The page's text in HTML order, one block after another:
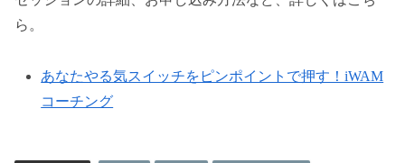
ら。
あなたやる気スイッチをピンポイントで押す！iWAM
コーチング